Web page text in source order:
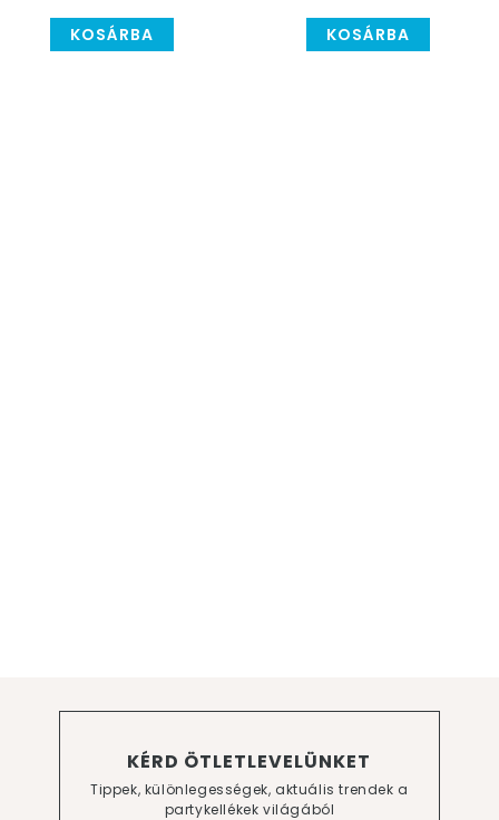
KOSÁRBA
kutattam...
KOSÁRBA
KÉRD ÖTLETLEVELÜNKET
Tippek, különlegességek, aktuális trendek a
partykellékek világából